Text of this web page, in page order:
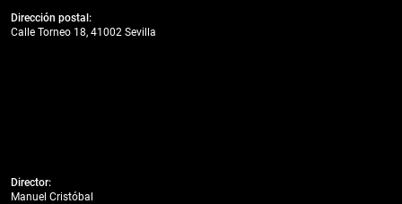
Dirección postal:
Calle Torneo 18, 41002 Sevilla
Director:
Manuel Cristóbal